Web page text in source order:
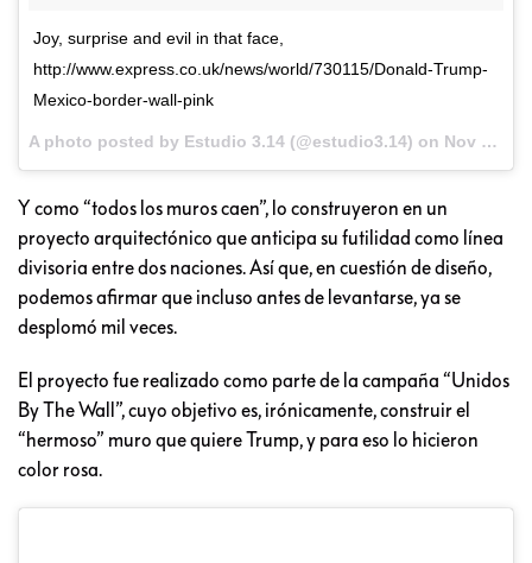
Joy, surprise and evil in that face,
http://www.express.co.uk/news/world/730115/Donald-Trump-
Mexico-border-wall-pink
A photo posted by Estudio 3.14 (@estudio3.14) on Nov 14, 2016 at 9:41am PST
Y como “todos los muros caen”, lo construyeron en un
proyecto arquitectónico que anticipa su futilidad como línea
divisoria entre dos naciones. Así que, en cuestión de diseño,
podemos afirmar que incluso antes de levantarse, ya se
desplomó mil veces.
El proyecto fue realizado como parte de la campaña “Unidos
By The Wall”, cuyo objetivo es, irónicamente, construir el
“hermoso” muro que quiere Trump, y para eso lo hicieron
color rosa.